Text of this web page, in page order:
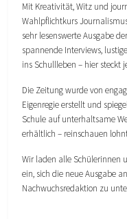
Mit Kreativität, Witz und
Wahlpflichtkurs
sehr lesenswerte Ausgabe
spannende Interviews,
ins Schullleben – hier steckt
Die Zeitung wurde von
Eigenregie erstellt und
Schule auf unterhaltsame
erhältlich – reinschauen
Wir laden alle Schülerinnen
ein, sich die neue Ausgabe
Nachwuchsredaktion zu